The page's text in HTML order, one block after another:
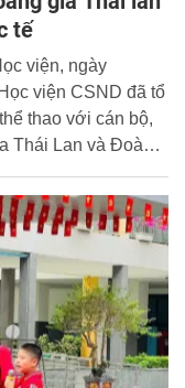
tế
viện, ngày
viện CSND đã tổ
thao với cán bộ,
Thái Lan và Đoàn